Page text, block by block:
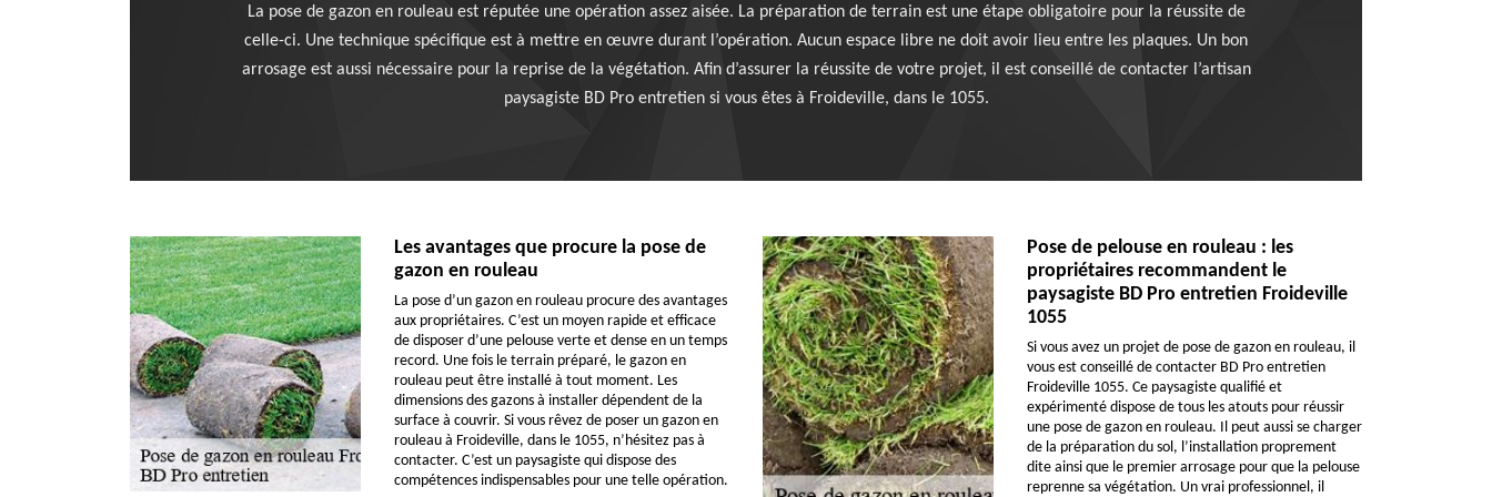
La pose de gazon en rouleau est réputée une opération assez aisée. La préparation de terrain est une étape obligatoire pour la réussite de
celle-ci. Une technique spécifique est à mettre en œuvre durant l’opération. Aucun espace libre ne doit avoir lieu entre les plaques. Un bon
arrosage est aussi nécessaire pour la reprise de la végétation. Afin d’assurer la réussite de votre projet, il est conseillé de contacter l’artisan
paysagiste BD Pro entretien si vous êtes à Froideville, dans le 1055.
Les avantages que procure la pose de
gazon en rouleau
La pose d’un gazon en rouleau procure des avantages
aux propriétaires. C’est un moyen rapide et efficace
de disposer d’une pelouse verte et dense en un temps
record. Une fois le terrain préparé, le gazon en
rouleau peut être installé à tout moment. Les
dimensions des gazons à installer dépendent de la
surface à couvrir. Si vous rêvez de poser un gazon en
rouleau à Froideville, dans le 1055, n’hésitez pas à
contacter. C’est un paysagiste qui dispose des
compétences indispensables pour une telle opération.
Pose de pelouse en rouleau : les
propriétaires recommandent le
paysagiste BD Pro entretien Froideville
1055
Si vous avez un projet de pose de gazon en rouleau, il
vous est conseillé de contacter BD Pro entretien
Froideville 1055. Ce paysagiste qualifié et
expérimenté dispose de tous les atouts pour réussir
une pose de gazon en rouleau. Il peut aussi se charger
de la préparation du sol, l’installation proprement
dite ainsi que le premier arrosage pour que la pelouse
reprenne sa végétation. Un vrai professionnel, il